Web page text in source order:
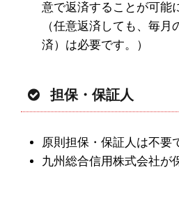
意で返済することが可能
（任意返済しても、毎月
済）は必要です。）
担保・保証人
原則担保・保証人は不要
九州総合信用株式会社が